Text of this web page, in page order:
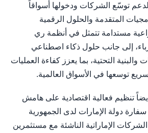
توسّع الشركات ودخولها أسواقاً
المتقدمة والحلول الرقمية
مستدامة تتمثل في أنظمة ري
إلى جانب حلول ذكاء اصطناعي
والبنية التحتية، بما يعزز كفاءة العمليات
توسعها في الأسواق العالمية.
تنظيم فعالية اقتصادية على هامش
دولة الإمارات لدى الجمهورية
الإماراتية الناشئة مع مستثمرين